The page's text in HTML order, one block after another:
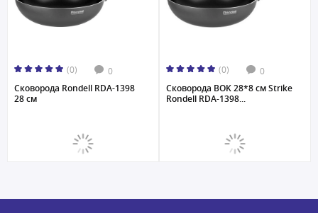
(0) 0
Сковорода Rondell RDA-1398
28 см
(0) 0
Сковорода BOK 28*8 см Strike
Rondell RDA-1398...